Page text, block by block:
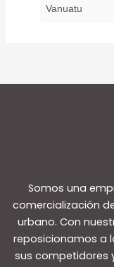
Vanuatu
Somos una
comercialización
urbano. Con
reposicionamos a
sus competidores